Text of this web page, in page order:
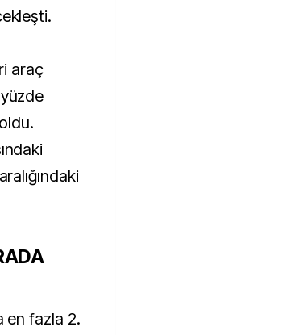
araç
en fazla 2.